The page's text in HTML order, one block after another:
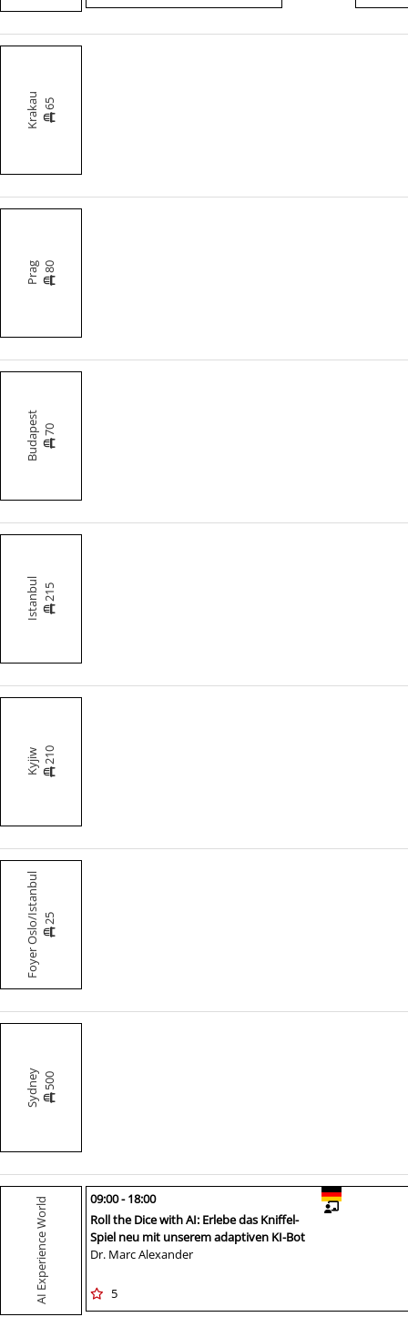
Krakau 65
Prag 80
Budapest 70
Istanbul 215
Kyjiw 210
Foyer Oslo/Istanbul 25
Sydney 500
AI Experience World
09:00 - 18:00
Roll the Dice with AI: Erlebe das Kniffel-
Spiel neu mit unserem adaptiven KI-Bot
Dr. Marc Alexander
5